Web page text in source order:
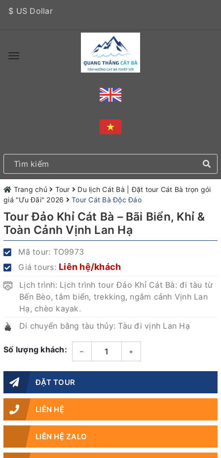
$ US Dollar
Trang chủ Tour
Du lịch Cát Bà | Đặt tour Cát Bà trọn gói
giá "Ưu Đãi" 2026
Tour Cát Bà Độc Đáo
Tour Đảo Khỉ Cát Bà – Bãi Biển, Khỉ &
Toàn Cảnh Vịnh Lan Hạ
Mã tour: TO9973
Giá tours: Liên hệ/khách
Lịch trình: Lịch trình tour Đảo Khỉ Cát Bà: đi tàu từ
Bến Bèo, tắm biển, trekking, ngắm cảnh Vịnh Lan
Hạ, chèo kayak.
Di chuyển bằng tàu thủy: Tàu đi vịnh Lan Hạ
Số lượng khách: – +
ĐẶT TOUR
LIÊN HỆ
LIÊN HỆ ZALO